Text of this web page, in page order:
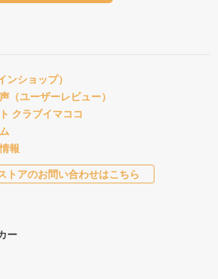
ショップ）
（ユーザーレビュー）
クラブイマココ
報
トアのお問い合わせはこちら
ー